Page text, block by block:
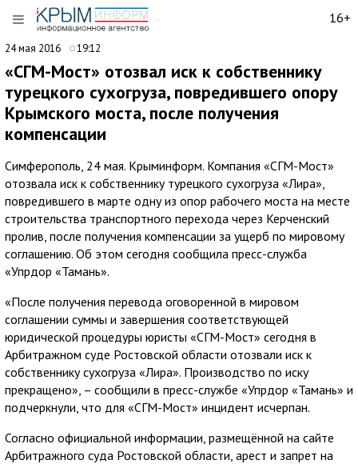
16+
24 мая 2016 19:12
«СГМ-Мост» отозвал иск к собственнику
турецкого сухогруза, повредившего опору
Крымского моста, после получения
компенсации
Симферополь, 24 мая. Крыминформ. Компания «СГМ-Мост»
отозвала иск к собственнику турецкого сухогруза «Лира»,
повредившего в марте одну из опор рабочего моста на месте
строительства транспортного перехода через Керченский
пролив, после получения компенсации за ущерб по мировому
соглашению. Об этом сегодня сообщила пресс-служба
«Упрдор «Тамань».
«После получения перевода оговоренной в мировом
соглашении суммы и завершения соответствующей
юридической процедуры юристы «СГМ-Мост» сегодня в
Арбитражном суде Ростовской области отозвали иск к
собственнику сухогруза «Лира». Производство по иску
прекращено», – сообщили в пресс-службе «Упрдор «Тамань» и
подчеркнули, что для «СГМ-Мост» инцидент исчерпан.
Согласно официальной информации, размещённой на сайте
Арбитражного суда Ростовской области, арест и запрет на